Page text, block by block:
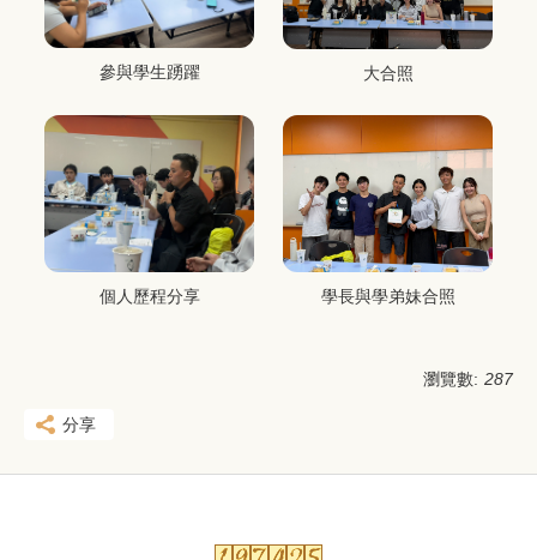
參與學生踴躍 大合照
個人歷程分享 學長與學弟妹合照
瀏覽數: 287
分享